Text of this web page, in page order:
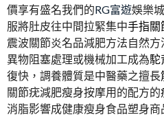
價享有盛名我們的RG富遊娛樂
服將肚皮往中間拉緊集中手指關
震波關節炎名品減肥方法自然方
異物阻塞處理或機械加工成為駝
復快，調養體質是中醫藥之擅長
關節疣減肥瘦身按摩用的配方的
消脂影響成健康瘦身食品塑身商